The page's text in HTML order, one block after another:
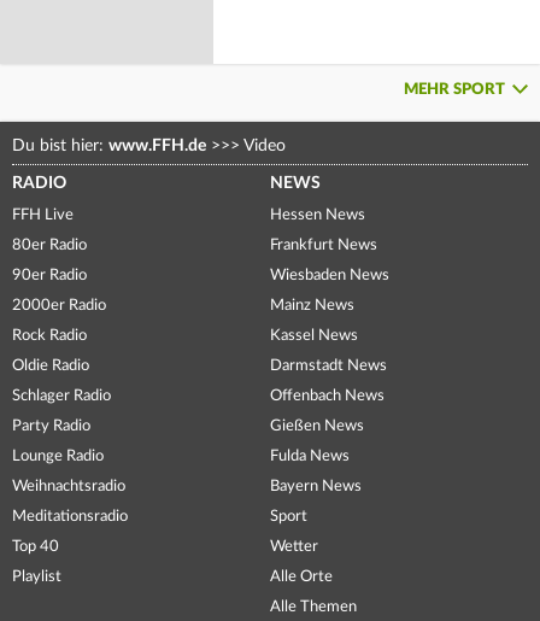
MEHR SPORT
Du bist hier: www.FFH.de >>> Video
RADIO
FFH Live
80er Radio
90er Radio
2000er Radio
Rock Radio
Oldie Radio
Schlager Radio
Party Radio
Lounge Radio
Weihnachtsradio
Meditationsradio
Top 40
Playlist
NEWS
Hessen News
Frankfurt News
Wiesbaden News
Mainz News
Kassel News
Darmstadt News
Offenbach News
Gießen News
Fulda News
Bayern News
Sport
Wetter
Alle Orte
Alle Themen